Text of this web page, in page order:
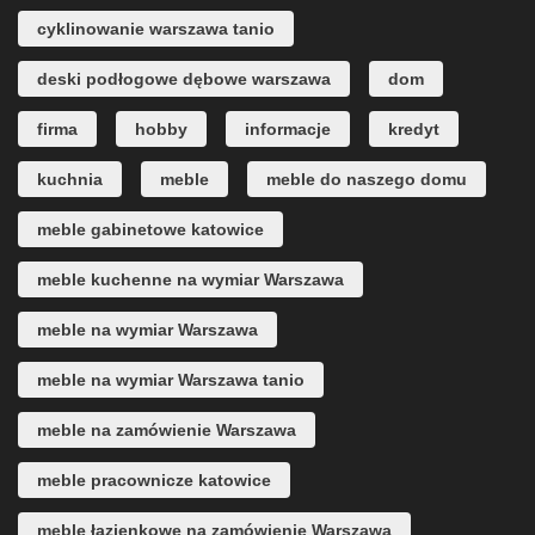
cyklinowanie warszawa tanio
deski podłogowe dębowe warszawa dom
firma hobby informacje kredyt
kuchnia meble meble do naszego domu
meble gabinetowe katowice
meble kuchenne na wymiar Warszawa
meble na wymiar Warszawa
meble na wymiar Warszawa tanio
meble na zamówienie Warszawa
meble pracownicze katowice
meble łazienkowe na zamówienie Warszawa